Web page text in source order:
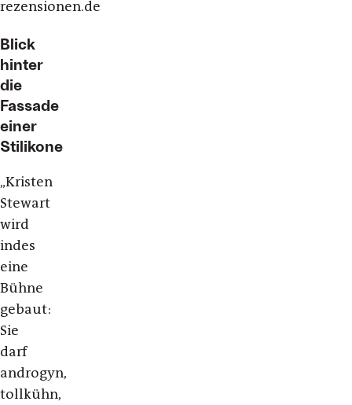
rezensionen.de
Blick
hinter
die
Fassade
einer
Stilikone
„Kristen
Stewart
wird
indes
eine
Bühne
gebaut:
Sie
darf
androgyn,
tollkühn,